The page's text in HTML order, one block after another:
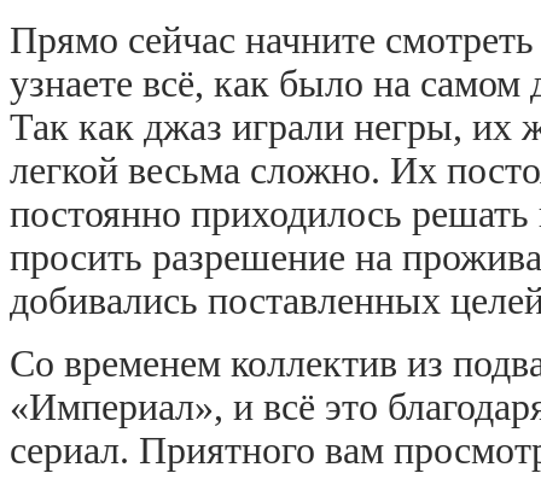
Прямо сейчас начните
узнаете всё, как было на
Так как джаз играли негры, их
легкой весьма сложно. Их
постоянно приходилось
просить разрешение на
добивались поставленных
Со временем коллектив из
«Империал», и всё это
сериал. Приятного вам